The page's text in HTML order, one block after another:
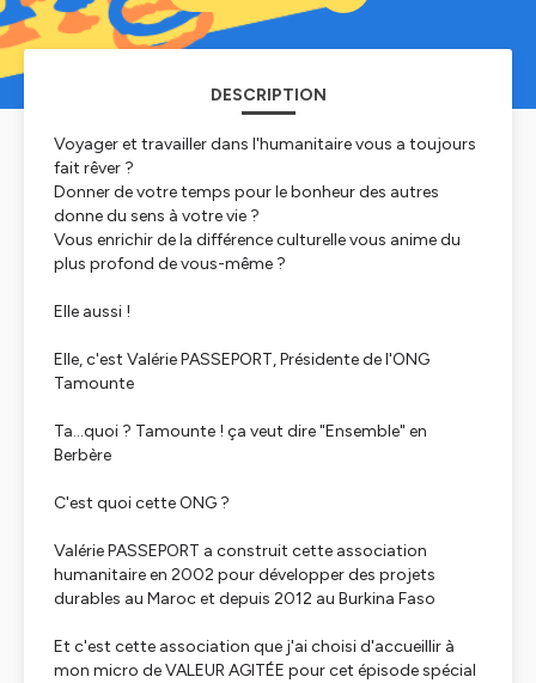
DESCRIPTION
Voyager et travailler dans l'humanitaire vous a toujours
fait rêver ?
Donner de votre temps pour le bonheur des autres
donne du sens à votre vie ?
Vous enrichir de la différence culturelle vous anime du
plus profond de vous-même ?
Elle aussi !
Elle, c'est Valérie PASSEPORT, Présidente de l'ONG
Tamounte
Ta...quoi ? Tamounte ! ça veut dire "Ensemble" en
Berbère
C'est quoi cette ONG ?
Valérie PASSEPORT a construit cette association
humanitaire en 2002 pour développer des projets
durables au Maroc et depuis 2012 au Burkina Faso
Et c'est cette association que j'ai choisi d'accueillir à
mon micro de VALEUR AGITÉE pour cet épisode spécial